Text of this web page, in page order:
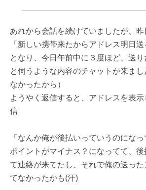
あれから会話を続けていましたが、昨
「新しい携帯来たからアドレス明日送
となり、今日午前中に３度ほど、送
と伺うような内容のチャットが来ま
なかったから）
ようやく返信すると、アドレスを表
信
「なんか俺が後払いっていうのにな
ポイントがマイナス？になってて、
て連絡が来てたし、それで俺の送っ
てなかったかも(汗)